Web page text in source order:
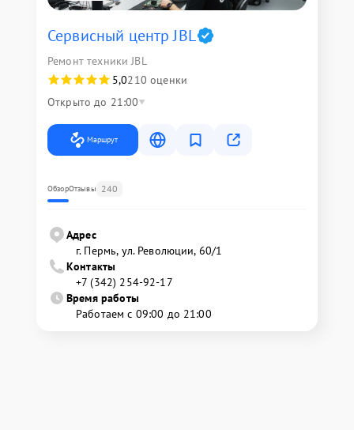
Сервисный центр JBL
Ремонт техники JBL
5,0210 оценки
Открыто до 21:00
Маршрут
ОбзорОтзывы 240
Адрес
г. Пермь, ул. ​Революции, 60/1
Контакты
+7 (342) 254-92-17
Время работы
Работаем с 09:00 до 21:00